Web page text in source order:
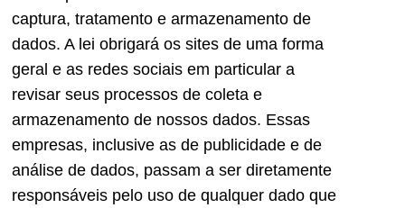
captura, tratamento e armazenamento de
dados. A lei obrigará os sites de uma forma
geral e as redes sociais em particular a
revisar seus processos de coleta e
armazenamento de nossos dados. Essas
empresas, inclusive as de publicidade e de
análise de dados, passam a ser diretamente
responsáveis pelo uso de qualquer dado que